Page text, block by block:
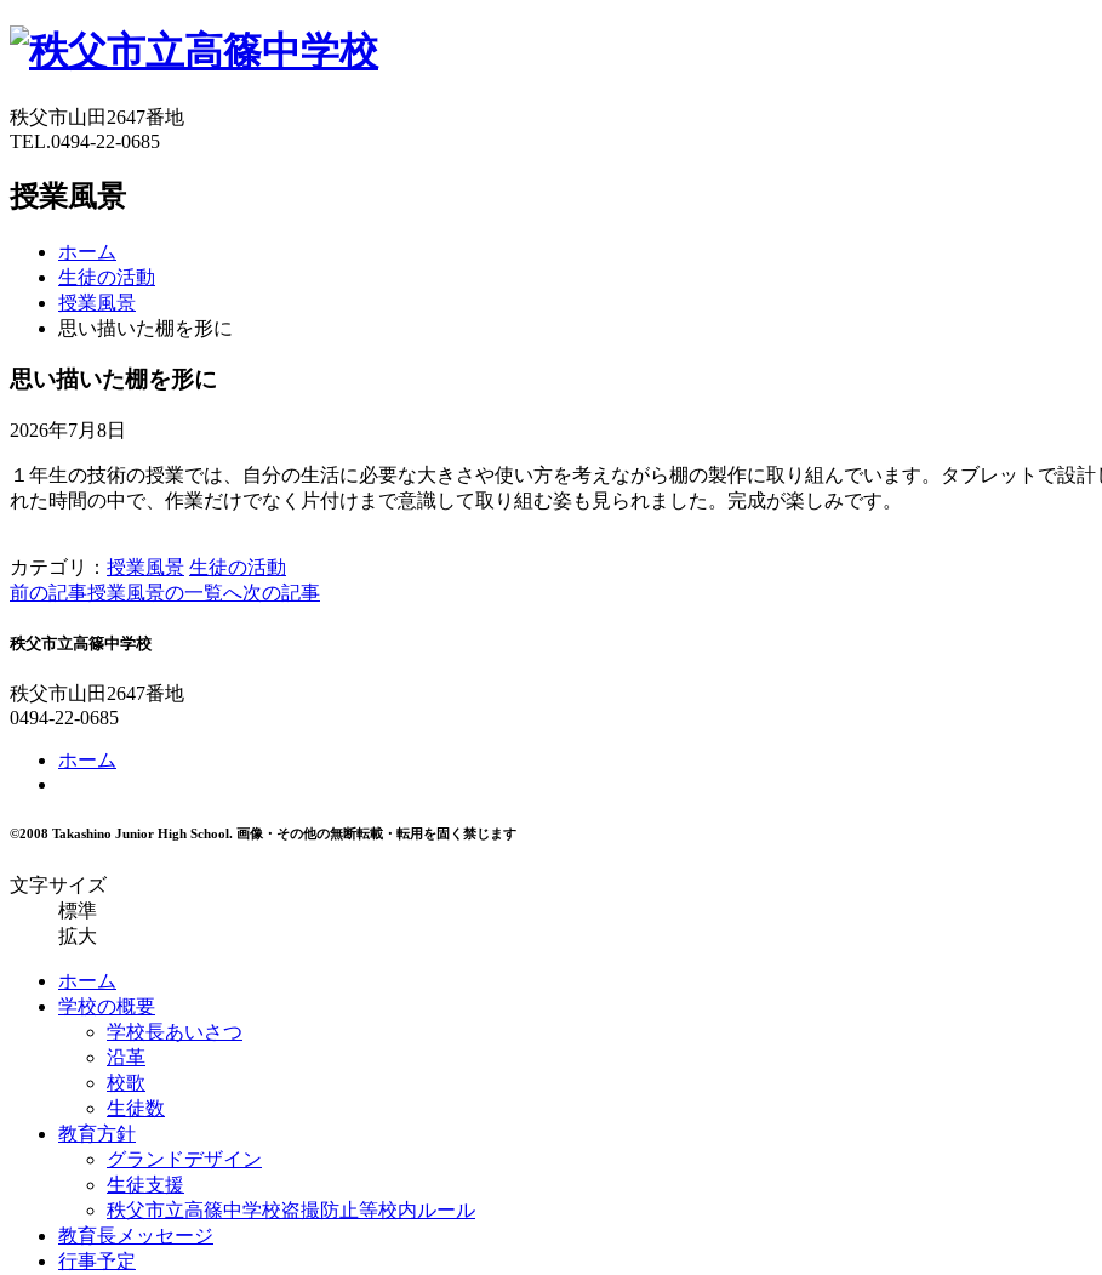
秩父市山田2647番地
TEL.0494-22-0685
授業風景
ホーム
生徒の活動
授業風景
思い描いた棚を形に
思い描いた棚を形に
2026年7月8日
１年生の技術の授業では、自分の生活に必要な大きさや使い方を考えながら棚の製作に取り組んでいます。タブレットで設
れた時間の中で、作業だけでなく片付けまで意識して取り組む姿も見られました。完成が楽しみです。
カテゴリ： 授業風景 生徒の活動
前の記事授業風景の一覧へ次の記事
秩父市立高篠中学校
秩父市山田2647番地
0494-22-0685
ホーム
©2008 Takashino Junior High School. 画像・その他の無断転載・転用を固く禁じます
文字サイズ
標準
拡大
ホーム
学校の概要
学校長あいさつ
沿革
校歌
生徒数
教育方針
グランドデザイン
生徒支援
秩父市立高篠中学校盗撮防止等校内ルール
教育長メッセージ
行事予定